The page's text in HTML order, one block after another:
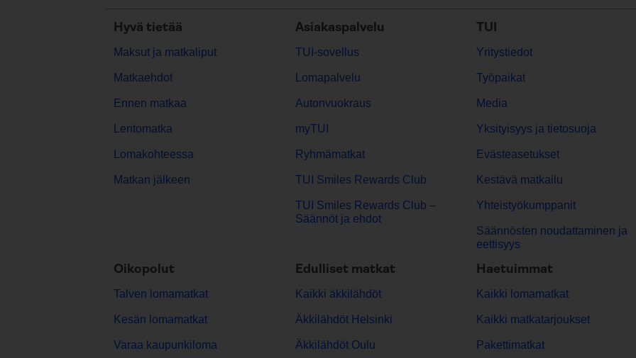
Hyvä tietää
Maksut ja matkaliput
Matkaehdot
Ennen matkaa
Lentomatka
Lomakohteessa
Matkan jälkeen
Asiakaspalvelu
TUI-sovellus
Lomapalvelu
Autonvuokraus
myTUI
Ryhmämatkat
TUI Smiles Rewards Club
TUI Smiles Rewards Club –
Säännöt ja ehdot
TUI
Yritystiedot
Työpaikat
Media
Yksityisyys ja tietosuoja
Evästeasetukset
Kestävä matkailu
Yhteistyökumppanit
Säännösten noudattaminen ja
eettisyys
Oikopolut
Talven lomamatkat
Kesän lomamatkat
Varaa kaupunkiloma
Edulliset matkat
Kaikki äkkilähdöt
Äkkilähdöt Helsinki
Äkkilähdöt Oulu
Haetuimmat
Kaikki lomamatkat
Kaikki matkatarjoukset
Pakettimatkat